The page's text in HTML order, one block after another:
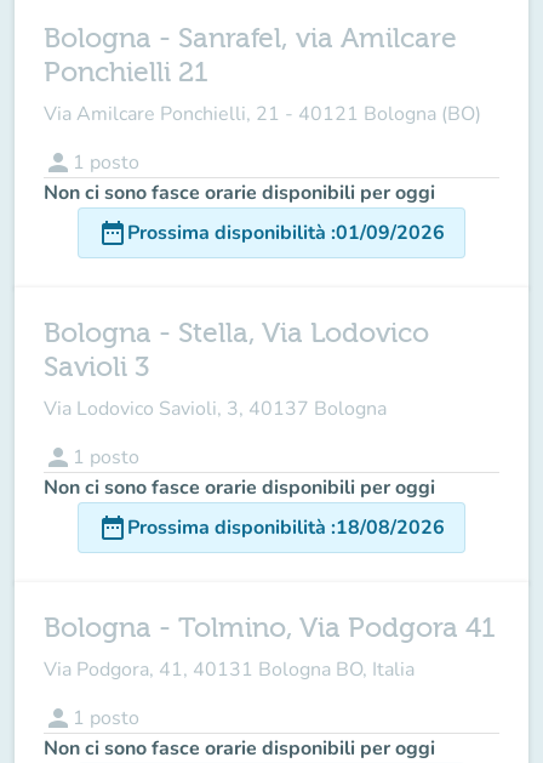
Bologna - Sanrafel, via Amilcare
Ponchielli 21
Via Amilcare Ponchielli, 21 - 40121 Bologna (BO)
person 1 posto
Non ci sono fasce orarie disponibili per oggi
date_rangeProssima disponibilità :01/09/2026
Bologna - Stella, Via Lodovico
Savioli 3
Via Lodovico Savioli, 3, 40137 Bologna
person 1 posto
Non ci sono fasce orarie disponibili per oggi
date_rangeProssima disponibilità :18/08/2026
Bologna - Tolmino, Via Podgora 41
Via Podgora, 41, 40131 Bologna BO, Italia
person 1 posto
Non ci sono fasce orarie disponibili per oggi